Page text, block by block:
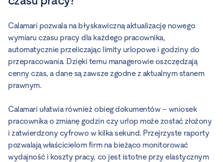
Calamari pozwala na błyskawiczną aktualizację nowego
wymiaru czasu pracy dla każdego pracownika,
automatycznie przeliczając limity urlopowe i godziny do
przepracowania. Dzięki temu managerowie oszczędzają
cenny czas, a dane są zawsze zgodne z aktualnym stanem
prawnym.
Calamari ułatwia również obieg dokumentów – wniosek
pracownika o zmianę godzin czy urlop może zostać złożony
i zatwierdzony cyfrowo w kilka sekund. Przejrzyste raporty
pozwalają właścicielom firm na bieżąco monitorować
wydajność i koszty pracy, co jest istotne przy elastycznym